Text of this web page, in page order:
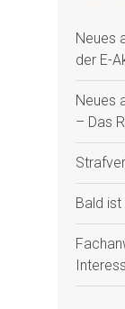
Neues
der E-
Neues
– Das
Bald